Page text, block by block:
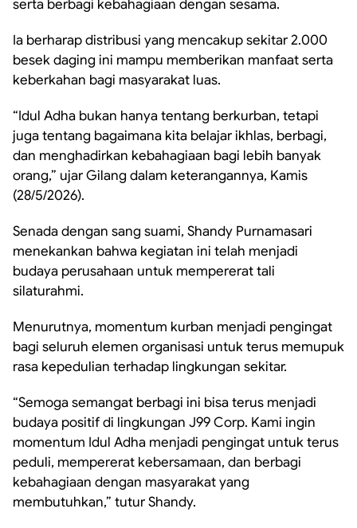
serta berbagi kebahagiaan dengan sesama.
Ia berharap distribusi yang mencakup sekitar 2.000
besek daging ini mampu memberikan manfaat serta
keberkahan bagi masyarakat luas.
“Idul Adha bukan hanya tentang berkurban, tetapi
juga tentang bagaimana kita belajar ikhlas, berbagi,
dan menghadirkan kebahagiaan bagi lebih banyak
orang,” ujar Gilang dalam keterangannya, Kamis
(28/5/2026).
Senada dengan sang suami, Shandy Purnamasari
menekankan bahwa kegiatan ini telah menjadi
budaya perusahaan untuk mempererat tali
silaturahmi.
Menurutnya, momentum kurban menjadi pengingat
bagi seluruh elemen organisasi untuk terus memupuk
rasa kepedulian terhadap lingkungan sekitar.
“Semoga semangat berbagi ini bisa terus menjadi
budaya positif di lingkungan J99 Corp. Kami ingin
momentum Idul Adha menjadi pengingat untuk terus
peduli, mempererat kebersamaan, dan berbagi
kebahagiaan dengan masyarakat yang
membutuhkan,” tutur Shandy.